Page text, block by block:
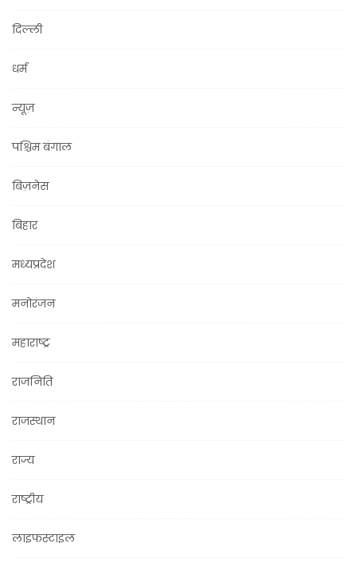
दिल्ली
धर्म
न्यूज़
पश्चिम बंगाल
बिज़नेस
बिहार
मध्यप्रदेश
मनोरंजन
महाराष्ट्र
राजनिति
राजस्थान
राज्य
राष्ट्रीय
लाइफस्टाइल